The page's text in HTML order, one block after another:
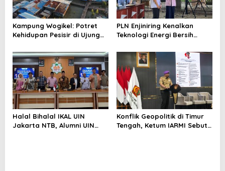
Kampung Wogikel: Potret
Kehidupan Pesisir di Ujung
Bertahan di Tengah
Keterbatasan
PLN Enjiniring Kenalkan
Teknologi Energi Bersih
Halal Bihalal IKAL UIN
Jakarta NTB, Alumni UIN
Konflik Geopolitik di Timur
Tengah, Ketum IARMI Sebut